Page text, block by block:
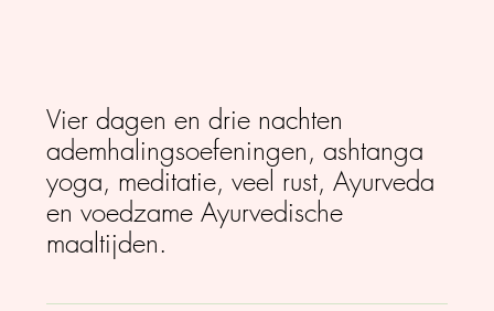
Vier dagen en drie nachten
ademhalingsoefeningen, ashtanga
yoga, meditatie, veel rust, Ayurveda
en voedzame Ayurvedische
maaltijden.